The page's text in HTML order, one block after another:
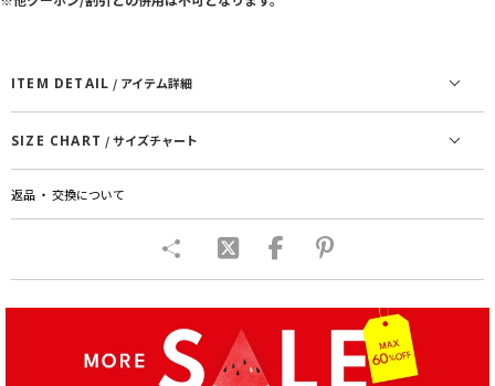
ITEM DETAIL / アイテム詳細
SIZE CHART / サイズチャート
返品 ・ 交換について